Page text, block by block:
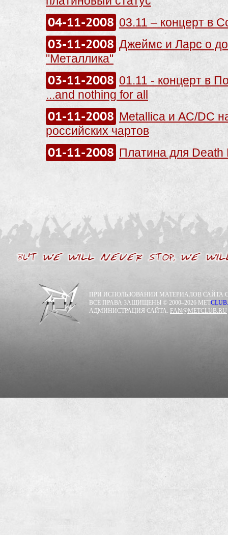
04-11-2008 03.11 – концерт в
03-11-2008 Джеймс и Ларс о
"Металлика"
03-11-2008 01.11 - концерт в
...and nothing for all
01-11-2008 Metallica и AC/DC
российских чартов
01-11-2008 Платина для Death
ПРИ ИСПОЛЬЗОВАНИИ МАТЕРИАЛОВ САЙТА
ВСЕ ПРАВА ЗАЩИЩЕНЫ © 2000–2026 METCLUB.
АДМИНИСТРАЦИЯ САЙТА: FAN@METCLUB.RU